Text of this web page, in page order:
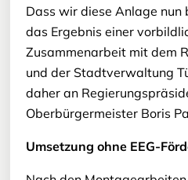
Dass wir diese Anlage nun
das Ergebnis einer
Zusammenarbeit mit dem
und der Stadtverwaltung
daher an
Oberbürgermeister Boris
Umsetzung ohne EEG-